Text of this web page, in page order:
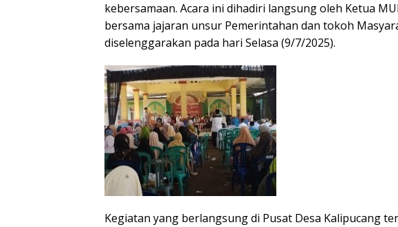
kebersamaan. Acara ini dihadiri langsung oleh Ketua
bersama jajaran unsur Pemerintahan dan tokoh
diselenggarakan pada hari Selasa (9/7/2025).
Kegiatan yang berlangsung di Pusat Desa Kalipucang